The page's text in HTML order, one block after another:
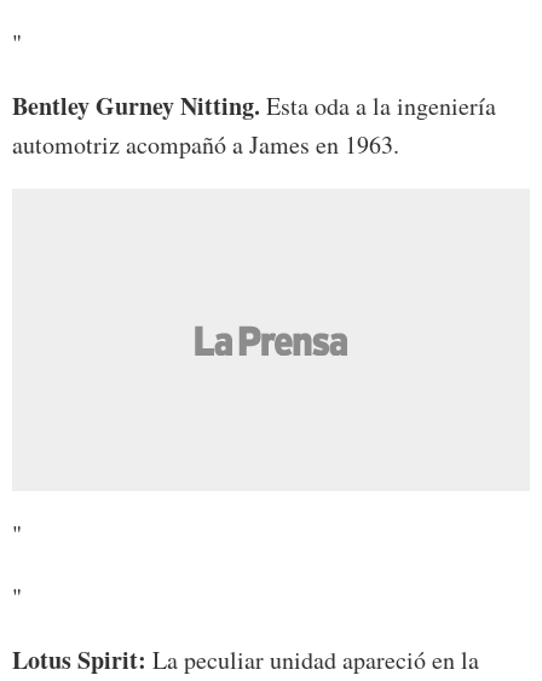
"
Bentley Gurney Nitting. Esta oda a la ingeniería
automotriz acompañó a James en 1963.
"
"
Lotus Spirit: La peculiar unidad apareció en la